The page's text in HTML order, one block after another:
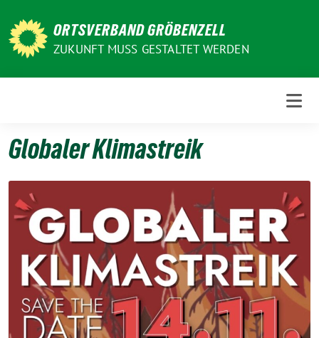
zum
Inhalt
ORTSVERBAND GRÖBENZELL
ZUKUNFT MUSS GESTALTET WERDEN
Globaler Klimastreik